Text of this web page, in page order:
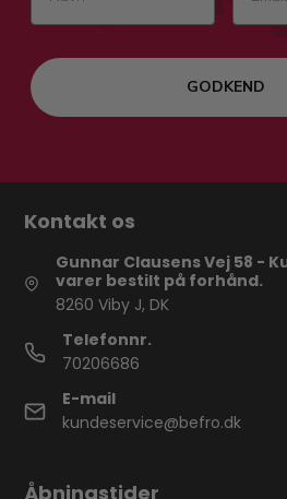
GODKEND
Kontakt os
Gunnar Clausens Vej 58 -
varer bestilt på forhånd.
8260 Viby J, DK
Telefonnr.
70206686
E-mail
kundeservice@befro.dk
Åbningstider